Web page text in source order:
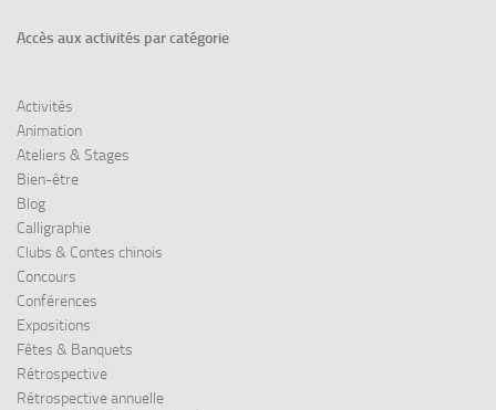
Accès aux activités par catégorie
Activités
Animation
Ateliers & Stages
Bien-être
Blog
Calligraphie
Clubs & Contes chinois
Concours
Conférences
Expositions
Fêtes & Banquets
Rétrospective
Rétrospective annuelle